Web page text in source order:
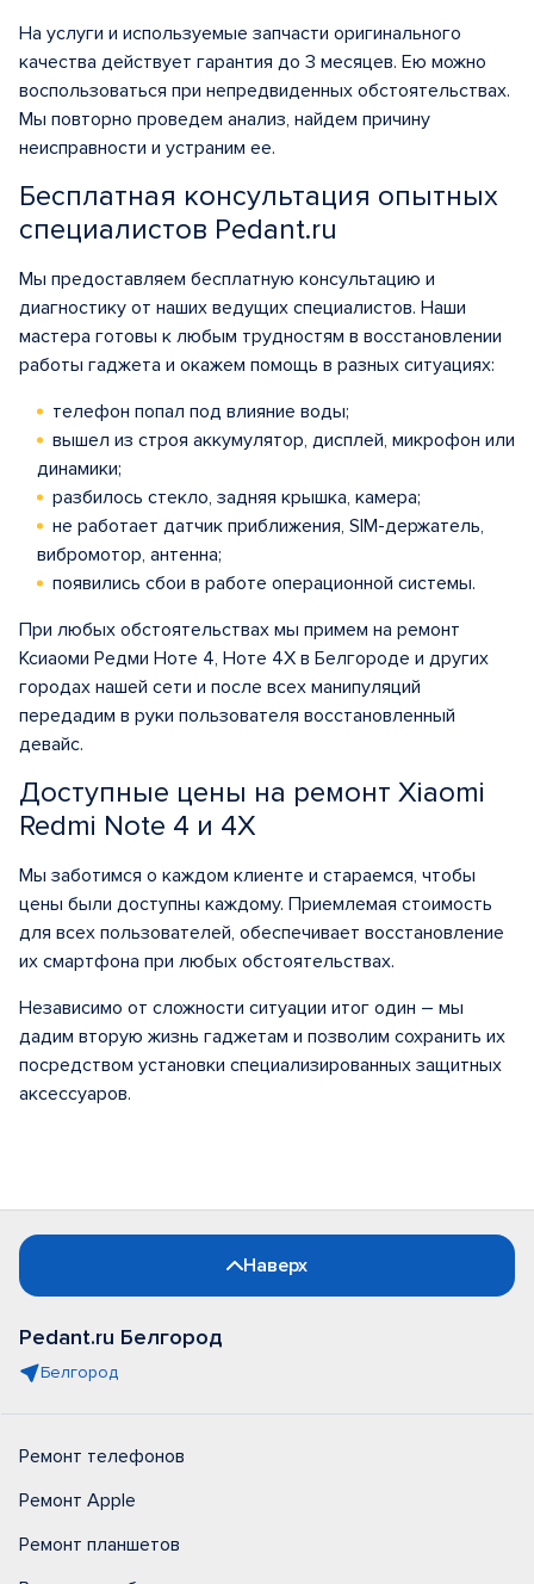
На услуги и используемые запчасти оригинального
качества действует гарантия до 3 месяцев. Ею можно
воспользоваться при непредвиденных обстоятельствах.
Мы повторно проведем анализ, найдем причину
неисправности и устраним ее.
Бесплатная консультация опытных
специалистов Pedant.ru
Мы предоставляем бесплатную консультацию и
диагностику от наших ведущих специалистов. Наши
мастера готовы к любым трудностям в восстановлении
работы гаджета и окажем помощь в разных ситуациях:
телефон попал под влияние воды;
вышел из строя аккумулятор, дисплей, микрофон или
динамики;
разбилось стекло, задняя крышка, камера;
не работает датчик приближения, SIM-держатель,
вибромотор, антенна;
появились сбои в работе операционной системы.
При любых обстоятельствах мы примем на ремонт
Ксиаоми Редми Ноте 4, Ноте 4Х в Белгороде и других
городах нашей сети и после всех манипуляций
передадим в руки пользователя восстановленный
девайс.
Доступные цены на ремонт Xiaomi
Redmi Note 4 и 4X
Мы заботимся о каждом клиенте и стараемся, чтобы
цены были доступны каждому. Приемлемая стоимость
для всех пользователей, обеспечивает восстановление
их смартфона при любых обстоятельствах.
Независимо от сложности ситуации итог один – мы
дадим вторую жизнь гаджетам и позволим сохранить их
посредством установки специализированных защитных
аксессуаров.
Наверх
Pedant.ru Белгород
Белгород
Ремонт телефонов
Ремонт Apple
Ремонт планшетов